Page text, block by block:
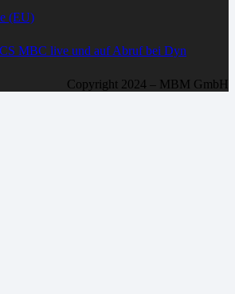
(EU)
MBC live und auf Abruf bei Dyn
Copyright 2024 – MBM GmbH